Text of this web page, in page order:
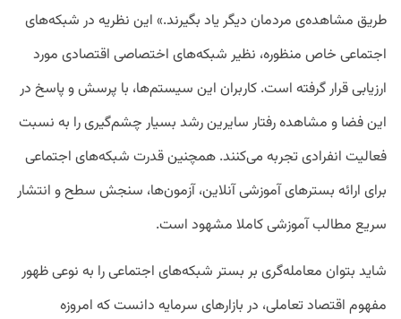
طریق مشاهده‌ی مردمان دیگر یاد بگیرند.» این نظریه در شبکه‌های
اجتماعی خاص منظوره، نظیر شبکه‌های اختصاصی اقتصادی مورد
ارزیابی قرار گرفته است. کاربران این سیستم‌ها، با پرسش و پاسخ در
این فضا و مشاهده رفتار سایرین رشد بسیار چشم‌گیری را به نسبت
فعالیت انفرادی تجربه می‌کنند. همچنین قدرت شبکه‌های اجتماعی
برای ارائه بسترهای آموزشی آنلاین، آزمون‌ها، سنجش سطح و انتشار
سریع مطالب آموزشی کاملا مشهود است.
شاید بتوان معامله‌گری بر بستر شبکه‌های اجتماعی را به نوعی ظهور
مفهوم اقتصاد تعاملی، در بازارهای سرمایه دانست که امروزه